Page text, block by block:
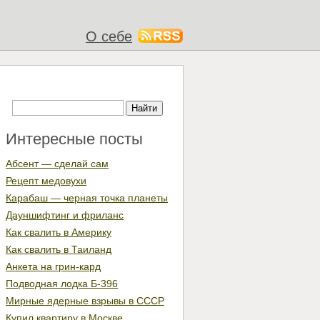
О себе
Интересные посты
Абсент — сделай сам
Рецепт медовухи
Карабаш — черная точка планеты
Дауншифтинг и фриланс
Как свалить в Америку
Как свалить в Таиланд
Анкета на грин-кард
Подводная лодка Б-396
Мирные ядерные взрывы в СССР